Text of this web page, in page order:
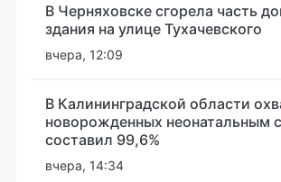
В Черняховске сгорела часть
здания на улице Тухачевского
вчера, 12:09
В Калининградской области
новорожденных неонатальным
составил 99,6%
вчера, 14:34